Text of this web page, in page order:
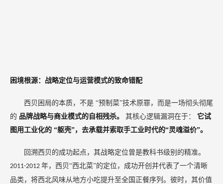
困境根源：战略定位与运营模式的致命错配
西贝困局的本质，不是 “预制菜”技术原罪，而是一场彻头彻尾
的 品牌战略与商业模式的自相残杀。 其核心逻辑漏洞在于： 它试
图用工业化的 “躯壳”，去承载并索取手工业时代的“灵魂溢价”。
回溯西贝的成功起点，其战略定位曾是教科书级别的精准。
2011-2012 年，西贝“西北菜”的定位，成功开创并代表了一个清晰
品类，将西北风味从地方小吃提升至全国正餐序列。彼时，其价值